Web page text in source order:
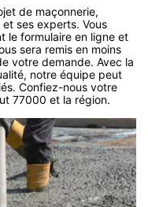
de maçonnerie,
ses experts. Vous
le formulaire en ligne et
sera remis en moins
votre demande. Avec la
notre équipe peut
Confiez-nous votre
77000 et la région.